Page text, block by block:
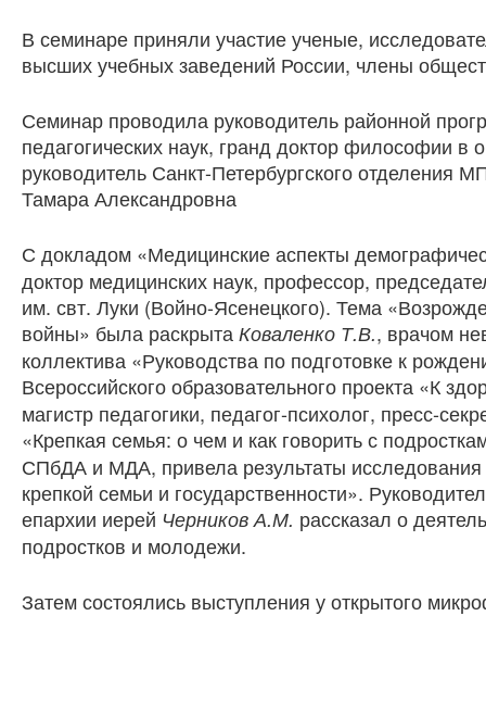
В семинаре приняли участие ученые,
высших учебных заведений России, члены
Семинар проводила руководитель районной
педагогических наук, гранд доктор философии
руководитель Санкт-Петербургского
Тамара Александровна
С докладом «Медицинские аспекты
доктор медицинских наук, профессор,
им. свт. Луки (Войно-Ясенецкого). Тема
войны» была раскрыта Коваленко Т.В., врачом
коллектива «Руководства по подготовке к
Всероссийского образовательного проекта «К
магистр педагогики, педагог-психолог, пресс-
«Крепкая семья: о чем и как говорить с
СПбДА и МДА, привела результаты исследования
крепкой семьи и государственности».
епархии иерей Черников А.М. рассказал о
подростков и молодежи.
Затем состоялись выступления у открытого